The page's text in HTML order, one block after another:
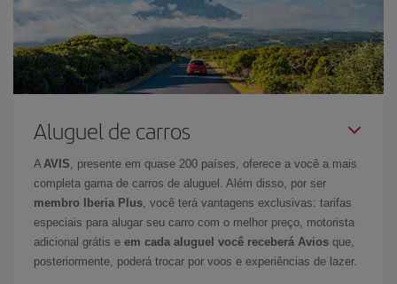
Aluguel de carros
A AVIS , presente em quase 200 países, oferece a você a mais
completa gama de carros de aluguel. Além disso, por ser
membro Iberia Plus , você terá vantagens exclusivas: tarifas
especiais para alugar seu carro com o melhor preço, motorista
adicional grátis e em cada aluguel você receberá Avios que,
posteriormente, poderá trocar por voos e experiências de lazer.